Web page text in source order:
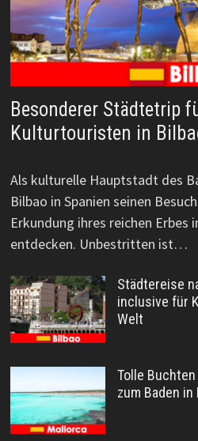
Besonderer Städtetrip
Kulturtouristen in
Als kulturelle Hauptstadt des
Bilbao in Spanien seinen
Erkundung ihres reichen Erbes
entdecken. Unbestritten ist…
Städtereise
inclusive für
Welt
Tolle
zum Baden